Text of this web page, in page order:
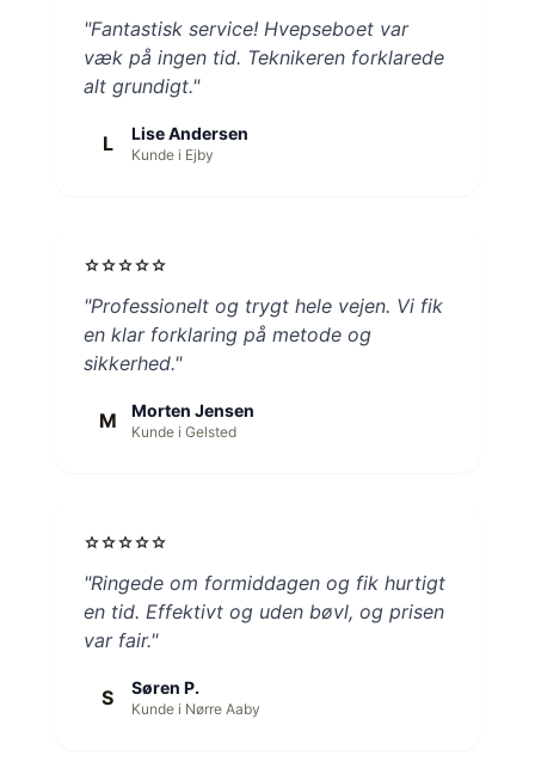
"Fantastisk service! Hvepseboet var
væk på ingen tid. Teknikeren forklarede
alt grundigt."
L Lise Andersen
Kunde i Ejby
starstarstarstarstar
"Professionelt og trygt hele vejen. Vi fik
en klar forklaring på metode og
sikkerhed."
M Morten Jensen
Kunde i Gelsted
starstarstarstarstar
"Ringede om formiddagen og fik hurtigt
en tid. Effektivt og uden bøvl, og prisen
var fair."
S Søren P.
Kunde i Nørre Aaby